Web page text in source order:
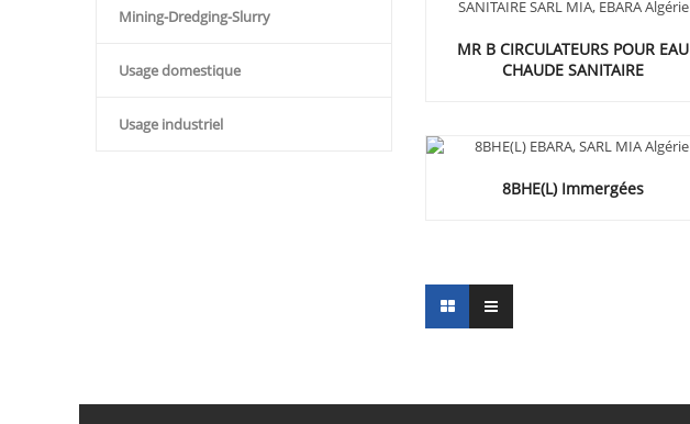
Mining-Dredging-Slurry
Usage domestique
Usage industriel
MR B CIRCULATEURS POUR EAU
CHAUDE SANITAIRE
8BHE(L) Immergées